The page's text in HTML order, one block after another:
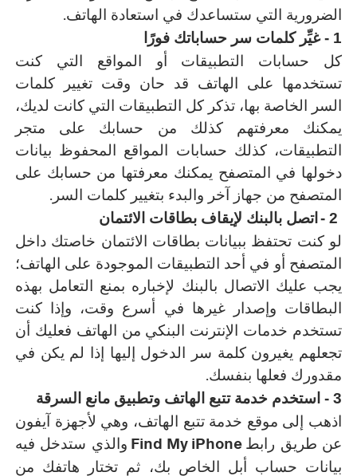
الضرورية التي ستساعدك في استعادة الهاتف.
1 -
غيِّر كلمات سر حساباتك فورًا
كل حسابات التطبيقات أو المواقع التي كنت
تستخدمها على الهاتف قد حان وقت تغيير كلمات
السر الخاصة بها، تذكر كل التطبيقات التي كانت لديك،
يمكنك معرفتهم كذلك من حسابك على متجر
التطبيقات، كذلك حسابات المواقع المحفوظ بيانات
دخولها في المتصفح يمكنك معرفتها من حسابك على
المتصفح من جهاز آخر والبدء بتغيير كلمات السر .
2 -
اتصل بالبنك لإيقاف بطاقات الائتمان
لو كنت تحتفظ ببيانات بطاقات الائتمان خاصتك داخل
المتصفح أو في أحد التطبيقات الموجودة على الهاتف؛
يجب عليك الاتصال بالبنك لإخباره بمنع التعامل بهذه
البطاقات وإصدار غيرها في أسرع وقت، وإذا كنت
تستخدم خدمات الإنترنت البنكي من الهاتف فعليك أن
تجعلهم يغيرون كلمة سر الدخول إليها إذا لم يكن في
مقدورك فعلها بنفسك.
3 -
استخدم خدمة تتبع الهاتف وتطبيق مانع السرقة
اذهب إلى موقع خدمة تتبع الهاتف، وهي لأجهزة آيفون
عن طريق رابط Find My iPhone والذي ستدخل فيه
بيانات حساب أبل الخاص بك، ثم تختار هاتفك من